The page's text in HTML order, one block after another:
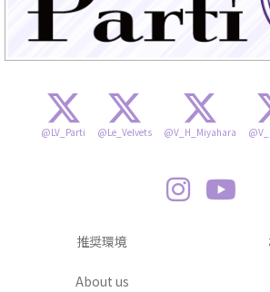
@LV_Parti @Le_Velvets @V_H_Miyahara
推奨環境
About us